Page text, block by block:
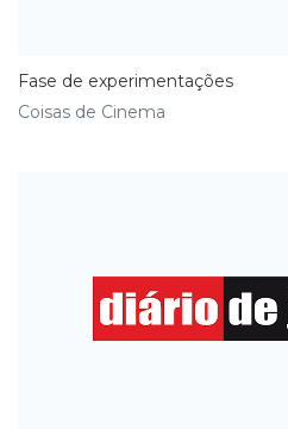
Fase de experimentações
Coisas de Cinema